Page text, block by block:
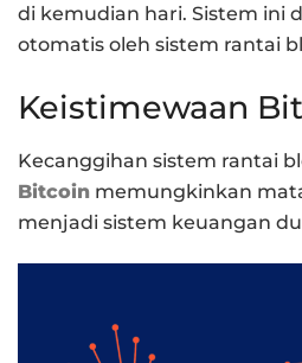
di kemudian hari. Sistem ini
otomatis oleh sistem rantai
Keistimewaan
Kecanggihan sistem rantai
Bitcoin memungkinkan
menjadi sistem keuangan